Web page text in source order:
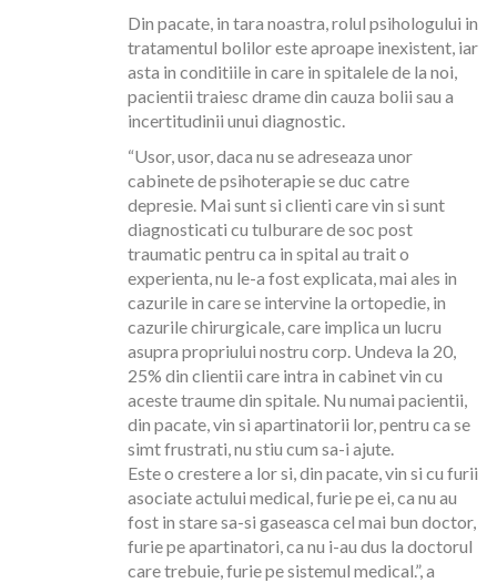
Din pacate, in tara noastra, rolul psihologului in
tratamentul bolilor este aproape inexistent, iar
asta in conditiile in care in spitalele de la noi,
pacientii traiesc drame din cauza bolii sau a
incertitudinii unui diagnostic.
“Usor, usor, daca nu se adreseaza unor
cabinete de psihoterapie se duc catre
depresie. Mai sunt si clienti care vin si sunt
diagnosticati cu tulburare de soc post
traumatic pentru ca in spital au trait o
experienta, nu le-a fost explicata, mai ales in
cazurile in care se intervine la ortopedie, in
cazurile chirurgicale, care implica un lucru
asupra propriului nostru corp. Undeva la 20,
25% din clientii care intra in cabinet vin cu
aceste traume din spitale. Nu numai pacientii,
din pacate, vin si apartinatorii lor, pentru ca se
simt frustrati, nu stiu cum sa-i ajute.
Este o crestere a lor si, din pacate, vin si cu furii
asociate actului medical, furie pe ei, ca nu au
fost in stare sa-si gaseasca cel mai bun doctor,
furie pe apartinatori, ca nu i-au dus la doctorul
care trebuie, furie pe sistemul medical.”, a